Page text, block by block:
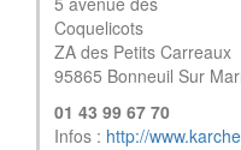
ZA des Petits Carreaux
95865 Bonneuil Sur
01 43 99 67 70
Infos : http://